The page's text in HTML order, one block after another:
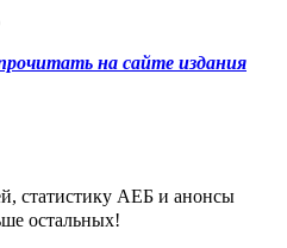
на сайте издания
статистику АЕБ и анонсы
остальных!